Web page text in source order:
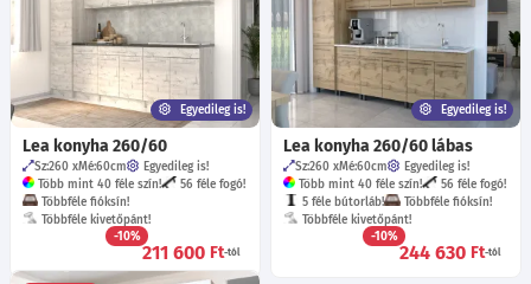
Egyedileg is!
Lea konyha 260/60
Sz:260 Mé:60cm
Egyedileg is!
Több mint 40 féle szín!
56 féle fogó!
Többféle fióksín!
Többféle kivetőpánt!
-10%
211 600 Ft-tól
Egyedileg is!
Lea konyha 260/60 lábas
Sz:260 Mé:60cm
Egyedileg is!
Több mint 40 féle szín!
56 féle fogó!
5 féle bútorláb!
Többféle fióksín!
Többféle kivetőpánt!
-10%
244 630 Ft-tól